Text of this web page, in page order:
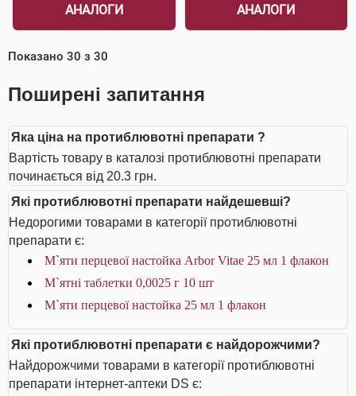
АНАЛОГИ АНАЛОГИ
Показано 30 з 30
Поширені запитання
Яка ціна на протиблювотні препарати ?
Вартість товару в каталозі протиблювотні препарати
починається від 20.3 грн.
Які протиблювотні препарати найдешевші?
Недорогими товарами в категорії протиблювотні
препарати є:
М`яти перцевої настойка Arbor Vitae 25 мл 1 флакон
М`ятні таблетки 0,0025 г 10 шт
М`яти перцевої настойка 25 мл 1 флакон
Які протиблювотні препарати є найдорожчими?
Найдорожчими товарами в категорії протиблювотні
препарати інтернет-аптеки DS є: